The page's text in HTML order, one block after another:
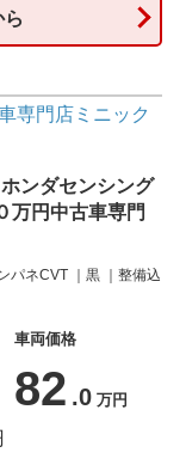
専門店ミニック
ンダセンシング
万円中古車専門
パネCVT 黒
整備込
車両価格
82 .0 万円